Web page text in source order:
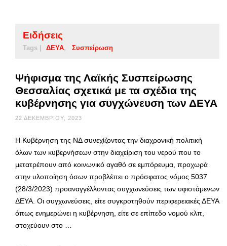
Ειδήσεις
Tags | ΔΕΥΑ Συσπείρωση
Ψήφισμα της Λαϊκής Συσπείρωσης
Θεσσαλίας σχετικά με τα σχέδια της
κυβέρνησης για συγχώνευση των ΔΕΥΑ
22 ΔΕΚΕΜΒΡΊΟΥ, 2023
H Κυβέρνηση της ΝΔ συνεχίζοντας την διαχρονική πολιτική
όλων των κυβερνήσεων στην διαχείριση του νερού που το
μετατρέπουν από κοινωνικό αγαθό σε εμπόρευμα, προχωρά
στην υλοποίηση όσων προβλέπει ο πρόσφατος νόμος 5037
(28/3/2023) προαναγγέλλοντας συγχωνεύσεις των υφιστάμενων
ΔΕΥΑ. Οι συγχωνεύσεις, είτε συγκροτηθούν περιφερειακές ΔΕΥΑ
όπως ενημερώνει η κυβέρνηση, είτε σε επίπεδο νομού κλπ,
στοχεύουν στο …